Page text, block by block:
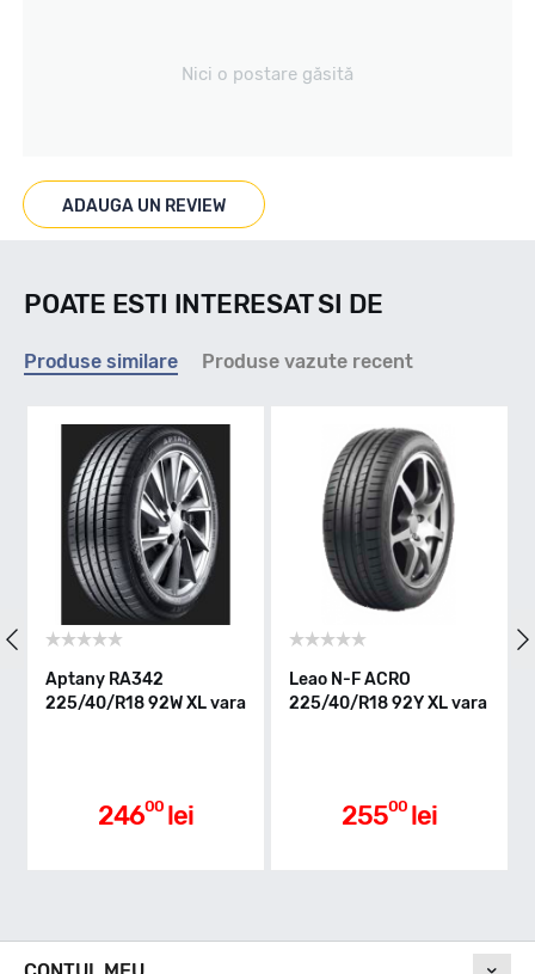
Marcaje
Indice greutate
Clasa de eficienta
D
Nici o postare găsită
ADAUGA UN REVIEW
POATE ESTI INTERESAT SI DE
Produse similare Produse vazute recent
Aptany RA342
225/40/R18 92W XL vara
24600 lei
Leao N-F ACRO
225/40/R18 92Y XL vara
25500 lei